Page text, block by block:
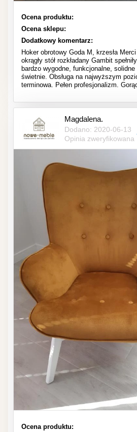
Ocena produktu:
Ocena sklepu:
Dodatkowy komentarz:
Hoker obrotowy Goda M, krzesła
okrągły stół rozkładany Gambit
bardzo wygodne, funkcjonalne,
świetnie. Obsługa na najwyższym
terminowa. Pełen profesjonalizm.
Magdalena.
Dodano: 2020-06-13
Opinia zweryfikowana
Ocena produktu: